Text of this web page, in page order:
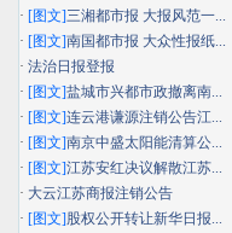
· [图文]三湘都市报 大报风范一...
· [图文]南国都市报 大众性报纸...
· 法治日报登报
· [图文]盐城市兴都市政撤离南...
· [图文]连云港谦源注销公告江...
· [图文]南京中盛太阳能清算公...
· [图文]江苏安红决议解散江苏...
· 大云江苏商报注销公告
· [图文]股权公开转让新华日报...